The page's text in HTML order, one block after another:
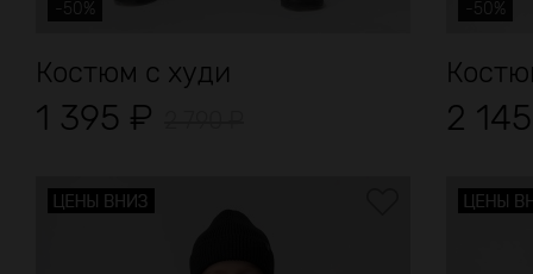
-50%
Костюм с худи
1 395 ₽
-50%
2